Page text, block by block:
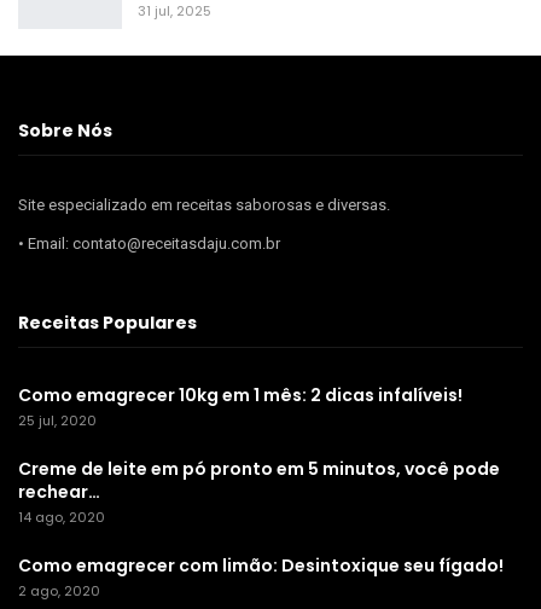
31 jul, 2025
Sobre Nós
Site especializado em receitas saborosas e diversas.
• Email: contato@receitasdaju.com.br
Receitas Populares
Como emagrecer 10kg em 1 mês: 2 dicas infalíveis!
25 jul, 2020
Creme de leite em pó pronto em 5 minutos, você pode
rechear…
14 ago, 2020
Como emagrecer com limão: Desintoxique seu fígado!
2 ago, 2020